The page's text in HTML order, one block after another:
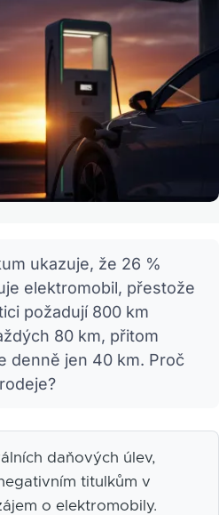
ukazuje, že 26 %
elektromobil, přestože
požadují 800 km
80 km, přitom
denně jen 40 km. Proč
daňových úlev,
titulkům v
o elektromobily.